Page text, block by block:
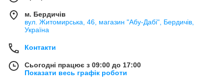
м. Бердичів
вул. Житомирська, 46, магазин "Абу-Дабі", Бердичів,
Україна
Контакти
Сьогодні працює з 09:00 до 17:00
Показати весь графік роботи